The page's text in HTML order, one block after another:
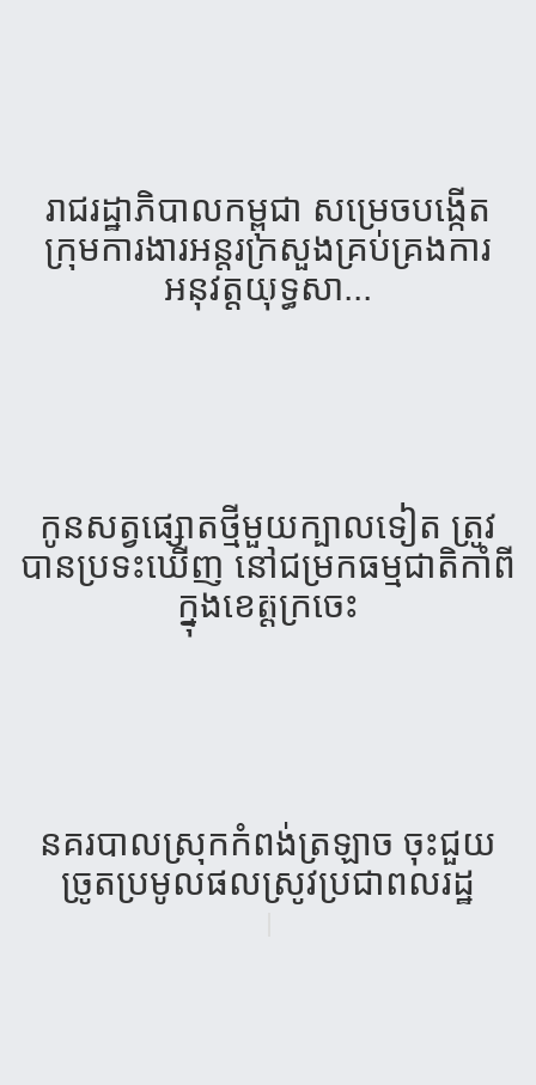
រាជរដ្ឋា​ភិបាល​​កម្ពុជា សម្រេច​​បង្កើត​
ក្រុម​ការ​ងារ​​អន្តរក្រសួង​​គ្រប់​គ្រង​​ការ​​
អនុវត្ត​​យុទ្ធសា...
កូនសត្វផ្សោតថ្មីមួយក្បាលទៀត ត្រូវ
បានប្រទះឃើញ នៅជម្រកធម្មជាតិកាំពី
ក្នុងខេត្តក្រចេះ
នគរ​​​បា​ល​ស្រុក​កំព​ង់​ត្រឡាច​ ចុះជួ​យ
ច្រូត​ប្រមូល​ផល​ស្រូវ​ប្រជា​ពល​រដ្ឋ​